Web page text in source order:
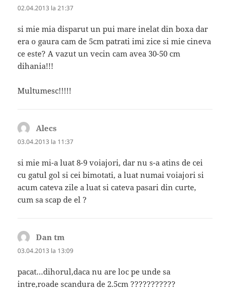
02.04.2013 la 21:37
si mie mia disparut un pui mare inelat din boxa dar
era o gaura cam de 5cm patrati imi zice si mie cineva
ce este? A vazut un vecin cam avea 30-50 cm
dihania!!!
Multumesc!!!!!
Alecs
03.04.2013 la 11:37
si mie mi-a luat 8-9 voiajori, dar nu s-a atins de cei
cu gatul gol si cei bimotati, a luat numai voiajori si
acum cateva zile a luat si cateva pasari din curte,
cum sa scap de el ?
Dan tm
03.04.2013 la 13:09
pacat…dihorul,daca nu are loc pe unde sa
intre,roade scandura de 2.5cm ???????????